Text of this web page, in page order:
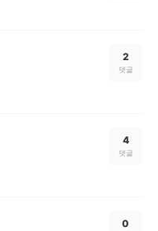
2
댓글
4
댓글
0